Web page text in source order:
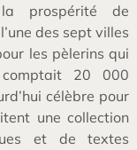
la prospérité de
des sept villes
les pèlerins qui
20 000
célèbre pour
une collection
et de textes